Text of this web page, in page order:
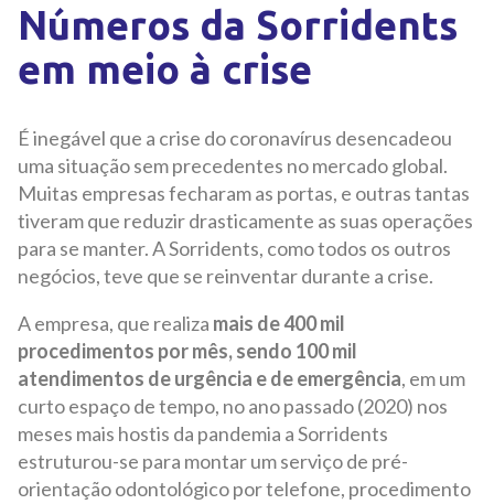
Números da Sorridents
em meio à crise
É inegável que a crise do coronavírus desencadeou
uma situação sem precedentes no mercado global.
Muitas empresas fecharam as portas, e outras tantas
tiveram que reduzir drasticamente as suas operações
para se manter. A Sorridents, como todos os outros
negócios, teve que se reinventar durante a crise.
A empresa, que realiza mais de 400 mil
procedimentos por mês, sendo 100 mil
atendimentos de urgência e de emergência, em um
curto espaço de tempo, no ano passado (2020) nos
meses mais hostis da pandemia a Sorridents
estruturou-se para montar um serviço de pré-
orientação odontológico por telefone, procedimento